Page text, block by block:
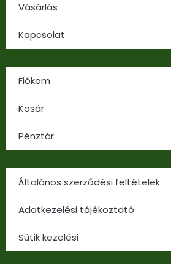
Vásárlás
Kapcsolat
Fiókom
Kosár
Pénztár
Általános szerződési feltételek
Adatkezelési tájékoztató
Sütik kezelési